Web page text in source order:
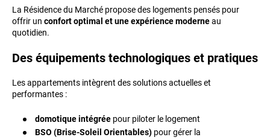
La Résidence du Marché propose des logements pensés pour
offrir un confort optimal et une expérience moderneau
quotidien.
Des équipements technologiques et pratiques
Les appartements intègrent des solutions actuelles et
performantes :
domotique intégrée pour piloter le logement
BSO (Brise-Soleil Orientables) pour gérer la